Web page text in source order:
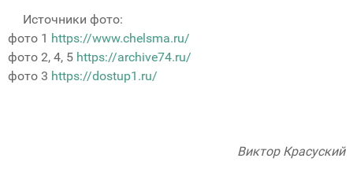
Источники фото:
фото 1 https://www.chelsma.ru/
фото 2, 4, 5 https://archive74.ru/
фото 3 https://dostup1.ru/
Виктор Красуский